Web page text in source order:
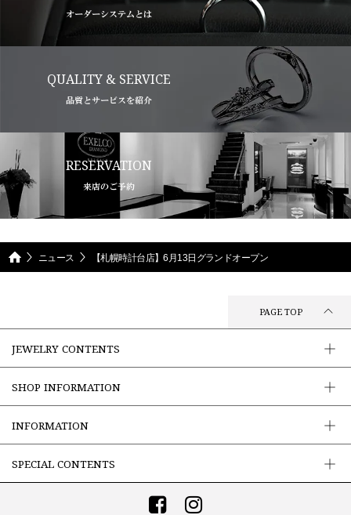
オーダーシステムとは
QUALITY & SERVICE
品質とサービスを紹介
RESERVATION
来店のご予約
ニュース 【札幌時計台店】6月13日グランドオープン
PAGE TOP
JEWELRY CONTENTS
SHOP INFORMATION
INFORMATION
SPECIAL CONTENTS